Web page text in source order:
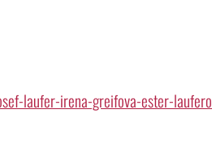
laufer-irena-greifova-ester-